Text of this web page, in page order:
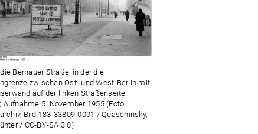
Bernauer Straße, in der die
zwischen Ost- und West-Berlin mit
auf der linken Straßenseite
Aufnahme 5. November 1955 (Foto:
Bild 183-33809-0001 / Quaschinsky,
/ CC-BY-SA 3.0)